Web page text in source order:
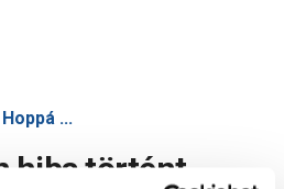
Hoppá ...
hiba történt